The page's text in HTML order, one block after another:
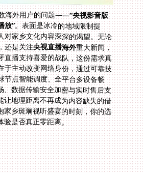
海外用户的问题——“央视影音版
放”。表面是冰冷的地域限制提
醒，背后则是海外华人对家乡文化内容深深的渴望。无论
还是关注央视直播海外重大新闻，
亦或是在周末打开虎牙直播支持喜爱的战队，这份需求真
实而迫切。解决之道在于主动改变网络身份，通过可靠技
术绕开屏障。具备全球节点智能调度、全平台多设备畅
联、影音专线稳定流畅、数据传输安全加密与实时售后支
持的回国加速服务，能让地理距离不再成为内容缺失的借
口。现在即是重新拥抱家乡斑斓视听盛宴的时刻，你的选
验是否真正零距离。